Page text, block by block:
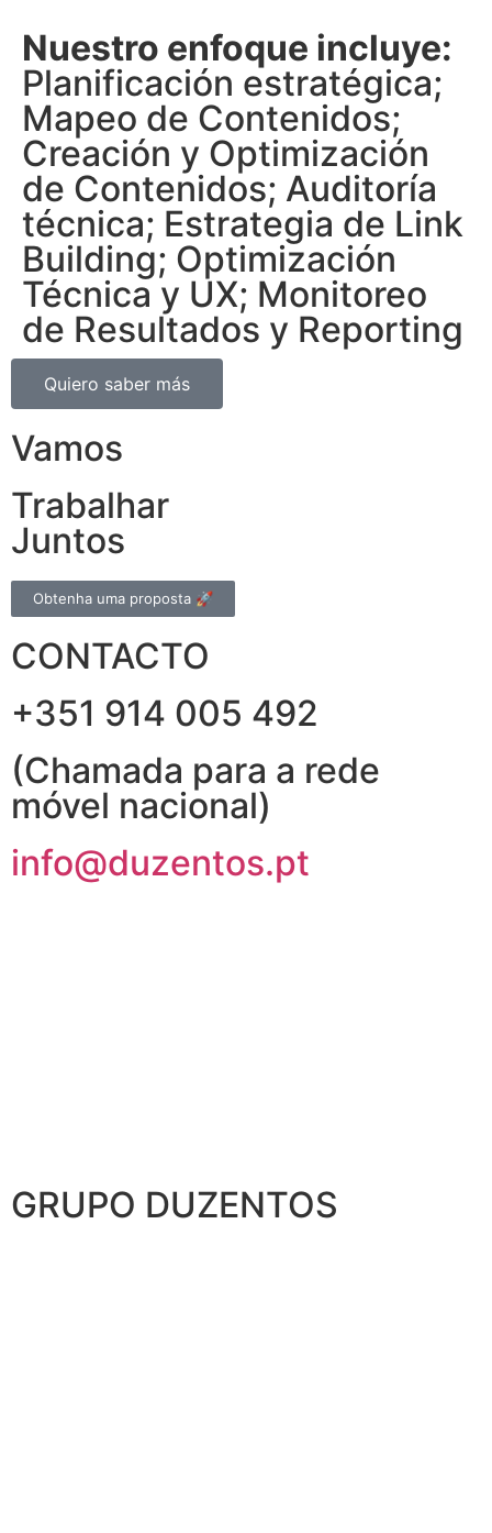
Nuestro enfoque incluye:
Planificación estratégica;
Mapeo de Contenidos;
Creación y Optimización
de Contenidos; Auditoría
técnica; Estrategia de Link
Building; Optimización
Técnica y UX; Monitoreo
de Resultados y Reporting
Quiero saber más
Vamos
Trabalhar
Juntos
Obtenha uma proposta 🚀
CONTACTO
+351 914 005 492
(Chamada para a rede
móvel nacional)
info@duzentos.pt
GRUPO DUZENTOS